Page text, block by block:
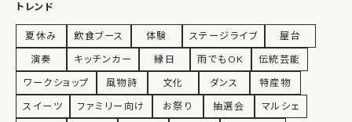
トレンド
夏休み 飲食ブース 体験 ステージライブ
屋台
演奏
キッチンカー 縁日 雨でもOK
伝統芸能
ワークショップ
風物詩 文化 ダンス
特産物
スイーツ
ファミリー向け お祭り 抽選会 マルシェ